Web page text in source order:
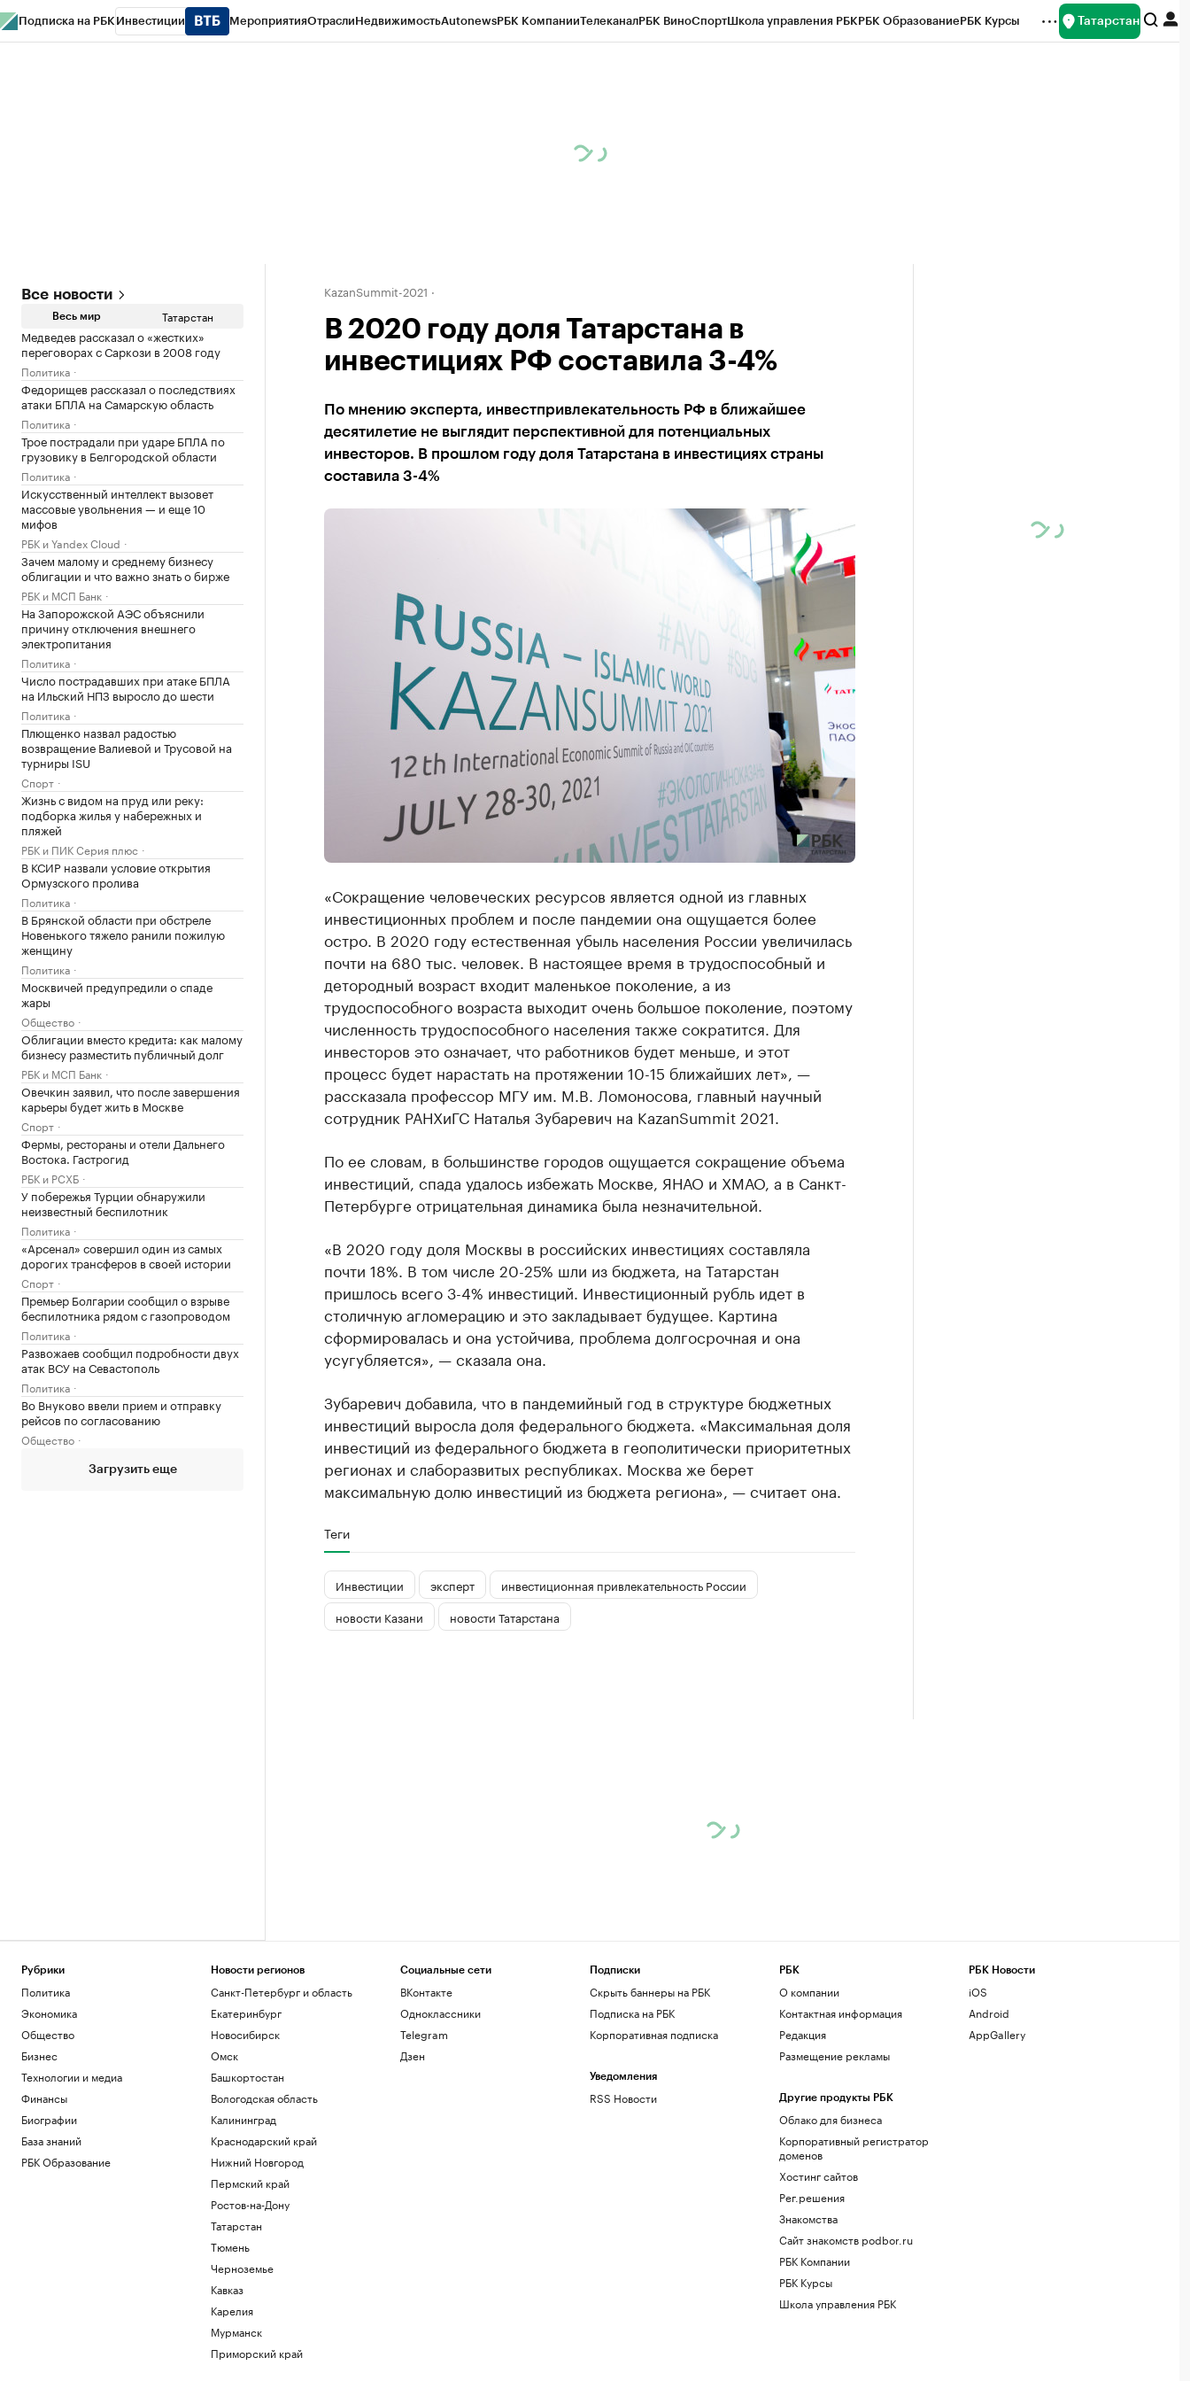
Подписка на РБК Инвестиции МероприятияОтраслиНедвижимостьAutonewsРБК КомпанииТелеканалРБК ВиноСпортШкола управления РБКРБК ОбразованиеРБК Курсы Татарстан
Все новости
Весь мир Татарстан
Медведев рассказал о «жестких»
переговорах с Саркози в 2008 году
Политика
Федорищев рассказал о последствиях
атаки БПЛА на Самарскую область
Политика
Трое пострадали при ударе БПЛА по
грузовику в Белгородской области
Политика
Искусственный интеллект вызовет
массовые увольнения — и еще 10
мифов
РБК и Yandex Cloud
Зачем малому и среднему бизнесу
облигации и что важно знать о бирже
РБК и МСП Банк
На Запорожской АЭС объяснили
причину отключения внешнего
электропитания
Политика
Число пострадавших при атаке БПЛА
на Ильский НПЗ выросло до шести
Политика
Плющенко назвал радостью
возвращение Валиевой и Трусовой на
турниры ISU
Спорт
Жизнь с видом на пруд или реку:
подборка жилья у набережных и
пляжей
РБК и ПИК Серия плюс
В КСИР назвали условие открытия
Ормузского пролива
Политика
В Брянской области при обстреле
Новенького тяжело ранили пожилую
женщину
Политика
Москвичей предупредили о спаде
жары
Общество
Облигации вместо кредита: как малому
бизнесу разместить публичный долг
РБК и МСП Банк
Овечкин заявил, что после завершения
карьеры будет жить в Москве
Спорт
Фермы, рестораны и отели Дальнего
Востока. Гастрогид
РБК и РСХБ
У побережья Турции обнаружили
неизвестный беспилотник
Политика
«Арсенал» совершил один из самых
дорогих трансферов в своей истории
Спорт
Премьер Болгарии сообщил о взрыве
беспилотника рядом с газопроводом
Политика
Развожаев сообщил подробности двух
атак ВСУ на Севастополь
Политика
Во Внуково ввели прием и отправку
рейсов по согласованию
Общество
Загрузить еще
KazanSummit-2021
В 2020 году доля Татарстана в
инвестициях РФ составила 3-4%
По мнению эксперта, инвестпривлекательность РФ в ближайшее
десятилетие не выглядит перспективной для потенциальных
инвесторов. В прошлом году доля Татарстана в инвестициях страны
составила 3-4%
«Сокращение человеческих ресурсов является одной из главных
инвестиционных проблем и после пандемии она ощущается более
остро. В 2020 году естественная убыль населения России увеличилась
почти на 680 тыс. человек. В настоящее время в трудоспособный и
детородный возраст входит маленькое поколение, а из
трудоспособного возраста выходит очень большое поколение, поэтому
численность трудоспособного населения также сократится. Для
инвесторов это означает, что работников будет меньше, и этот
процесс будет нарастать на протяжении 10-15 ближайших лет», —
рассказала профессор МГУ им. М.В. Ломоносова, главный научный
сотрудник РАНХиГС Наталья Зубаревич на KazanSummit 2021.
По ее словам, в большинстве городов ощущается сокращение объема
инвестиций, спада удалось избежать Москве, ЯНАО и ХМАО, а в Санкт-
Петербурге отрицательная динамика была незначительной.
«В 2020 году доля Москвы в российских инвестициях составляла
почти 18%. В том числе 20-25% шли из бюджета, на Татарстан
пришлось всего 3-4% инвестиций. Инвестиционный рубль идет в
столичную агломерацию и это закладывает будущее. Картина
сформировалась и она устойчива, проблема долгосрочная и она
усугубляется», — сказала она.
Зубаревич добавила, что в пандемийный год в структуре бюджетных
инвестиций выросла доля федерального бюджета. «Максимальная доля
инвестиций из федерального бюджета в геополитически приоритетных
регионах и слаборазвитых республиках. Москва же берет
максимальную долю инвестиций из бюджета региона», — считает она.
Теги
Инвестиции эксперт
инвестиционная привлекательность России
новости Казани
новости Татарстана
Рубрики
Политика
Экономика
Общество
Бизнес
Технологии и медиа
Финансы
Биографии
База знаний
РБК Образование
Новости регионов
Санкт-Петербург и область
Екатеринбург
Новосибирск
Омск
Башкортостан
Вологодская область
Калининград
Краснодарский край
Нижний Новгород
Пермский край
Ростов-на-Дону
Татарстан
Тюмень
Черноземье
Кавказ
Карелия
Мурманск
Приморский край
Социальные сети
ВКонтакте
Одноклассники
Telegram
Дзен
Подписки
Скрыть баннеры на РБК
Подписка на РБК
Корпоративная подписка
Уведомления
RSS Новости
РБК
О компании
Контактная информация
Редакция
Размещение рекламы
Другие продукты РБК
Облако для бизнеса
Корпоративный регистратор
доменов
Хостинг сайтов
Рег.решения
Знакомства
Сайт знакомств podbor.ru
РБК Компании
РБК Курсы
Школа управления РБК
РБК Новости
iOS
Android
AppGallery